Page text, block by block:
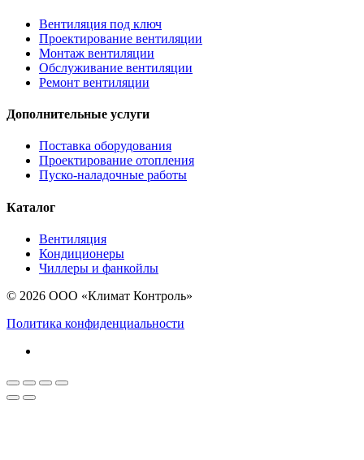
Вентиляция под ключ
Проектирование вентиляции
Монтаж вентиляции
Обслуживание вентиляции
Ремонт вентиляции
Дополнительные услуги
Поставка оборудования
Проектирование отопления
Пуско-наладочные работы
Каталог
Вентиляция
Кондиционеры
Чиллеры и фанкойлы
© 2026 ООО «Климат Контроль»
Политика конфиденциальности